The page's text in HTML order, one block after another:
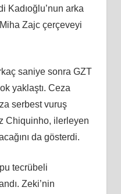
Kadıoğlu’nun arka
Zajc çerçeveyi
saniye sonra GZT
yaklaştı. Ceza
serbest vuruş
Chiquinho, ilerleyen
da gösterdi.
tecrübeli
Zeki’nin